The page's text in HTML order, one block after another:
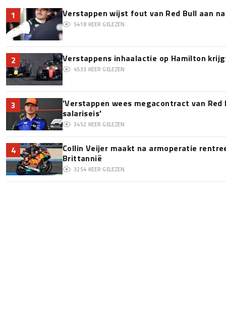
1 Verstappen wijst fout van Red Bull aan
5418 KEER GELEZEN
2 Verstappens inhaalactie op Hamilton
4533 KEER GELEZEN
3
'Verstappen wees megacontract van
salariseis'
3452 KEER GELEZEN
4
Collin Veijer maakt na armoperatie
Brittannië
3254 KEER GELEZEN